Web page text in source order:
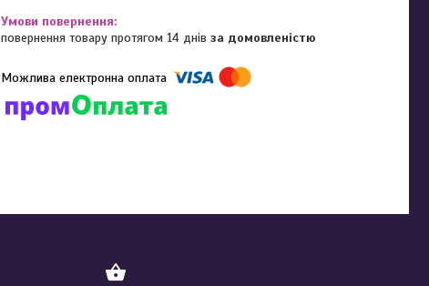
повернення товару протягом 14 днівза домовленістю